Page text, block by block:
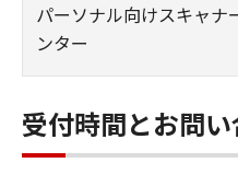
パーソナル向けスキャナ
ンター
受付時間とお問